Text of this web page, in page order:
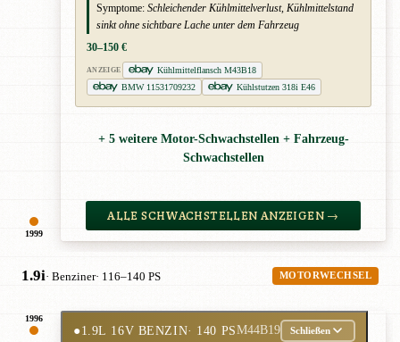
1999
Symptome: Schleichender Kühlmittelverlust, Kühlmittelstand
sinkt ohne sichtbare Lache unter dem Fahrzeug
30–150 €
ANZEIGE
Kühlmittelflansch M43B18
BMW 11531709232
Kühlstutzen 318i E46
+ 5 weitere Motor-Schwachstellen + Fahrzeug-
Schwachstellen
ALLE SCHWACHSTELLEN ANZEIGEN →
1.9i· Benziner· 116–140 PS MOTORWECHSEL
1996
●1.9L 16V BENZIN· 140 PSM44B19 Schließen